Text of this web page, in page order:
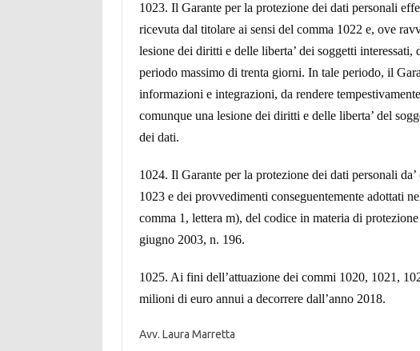
1023. Il Garante per la protezione dei dati personali
ricevuta dal titolare ai sensi del comma 1022 e, ove
lesione dei diritti e delle liberta’ dei soggetti
periodo massimo di trenta giorni. In tale periodo, il
informazioni e integrazioni, da rendere
comunque una lesione dei diritti e delle liberta’ del
dei dati.
1024. Il Garante per la protezione dei dati personali
1023 e dei provvedimenti conseguentemente adottati
comma 1, lettera m), del codice in materia di
giugno 2003, n. 196.
1025. Ai fini dell’attuazione dei commi 1020, 1021,
milioni di euro annui a decorrere dall’anno 2018.
Avv. Laura Marretta